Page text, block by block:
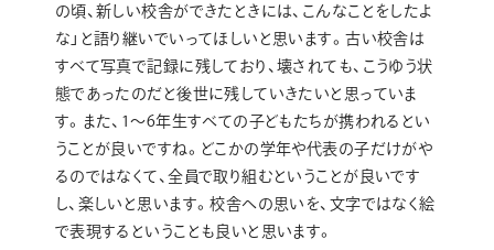
の頃、新しい校舎ができたときには、こんなことをしたよ
な」と語り継いでいってほしいと思います。古い校舎は
すべて写真で記録に残しており、壊されても、こうゆう状
態であったのだと後世に残していきたいと思っていま
す。また、1～6年生すべての子どもたちが携われるとい
うことが良いですね。どこかの学年や代表の子だけがや
るのではなくて、全員で取り組むということが良いです
し、楽しいと思います。校舎への思いを、文字ではなく絵
で表現するということも良いと思います。